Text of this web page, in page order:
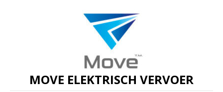
MOVE ELEKTRISCH VERVOER